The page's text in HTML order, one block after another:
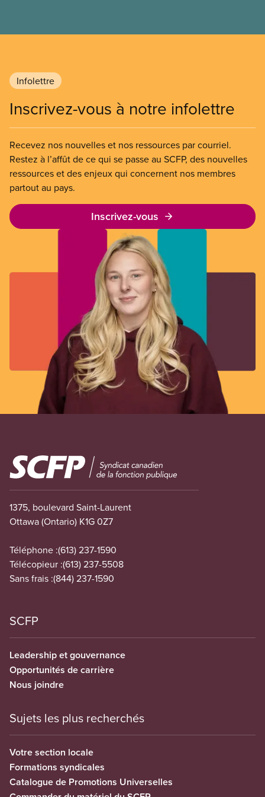
Infolettre
Inscrivez-vous à notre infolettre
Recevez nos nouvelles et nos ressources par courriel.
Restez à l’affût de ce qui se passe au SCFP, des nouvelles
ressources et des enjeux qui concernent nos membres
partout au pays.
Inscrivez-vous
Image
1375, boulevard Saint-Laurent
Ottawa (Ontario) K1G 0Z7
Téléphone :(613) 237-1590
Télécopieur :(613) 237-5508
Sans frais :(844) 237-1590
SCFP
Leadership et gouvernance
Opportunités de carrière
Nous joindre
Sujets les plus recherchés
Votre section locale
Formations syndicales
Catalogue de Promotions Universelles